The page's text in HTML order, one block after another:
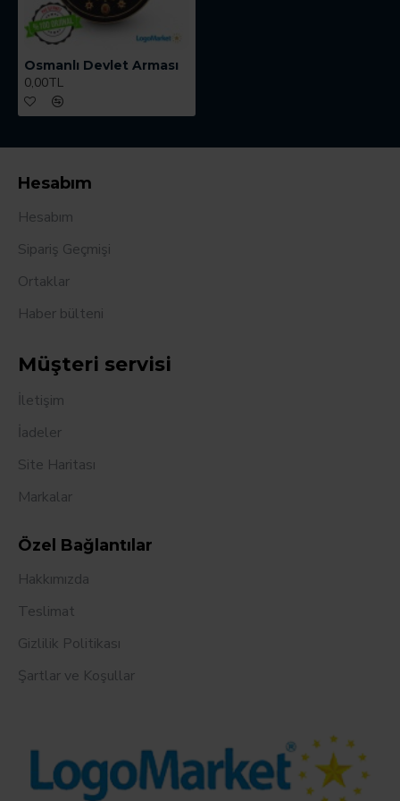
Osmanlı Devlet Arması
0,00TL
Hesabım
Hesabım
Sipariş Geçmişi
Ortaklar
Haber bülteni
Müşteri servisi
İletişim
İadeler
Site Haritası
Markalar
Özel Bağlantılar
Hakkımızda
Teslimat
Gizlilik Politikası
Şartlar ve Koşullar